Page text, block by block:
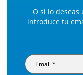
O si lo deseas
introduce tu